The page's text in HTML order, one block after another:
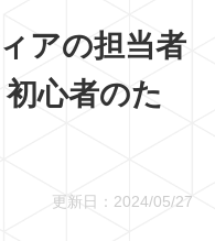
アの担当者
心者のた
更新日：2024/05/27